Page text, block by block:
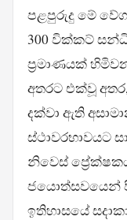
පළපුරුදු මේ
300 වික්කට්
ප්‍රමාණයක්
අතරට එක්වූ
දක්වා ඇති
ස්ථාවරභාවයට
නිවෙස්
ජයොත්සවයෙන්
ඉතිහාසයේ